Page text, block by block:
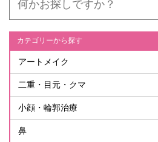
カテゴリーから探す
アートメイク
二重・目元・クマ
小顔・輪郭治療
鼻